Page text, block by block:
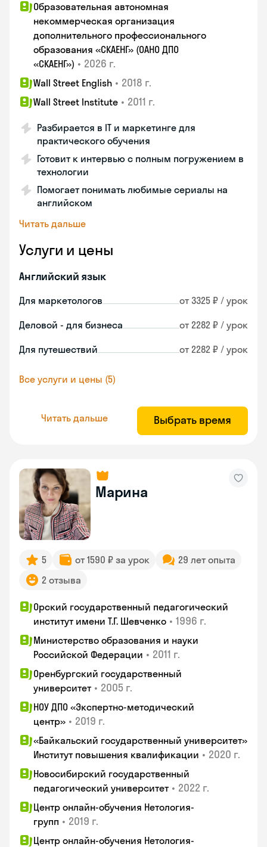
Образовательная автономная
некоммерческая организация
дополнительного профессионального
образования «СКАЕНГ» (ОАНО ДПО
«СКАЕНГ») • 2026 г.
Wall Street English • 2018 г.
Wall Street Institute • 2011 г.
Разбирается в IT и маркетинге для
практического обучения
Готовит к интервью с полным погружением в
технологии
Помогает понимать любимые сериалы на
английском
Читать дальше
Услуги и цены
Английский язык
Для маркетологов от 3325 ₽ / урок
Деловой - для бизнеса от 2282 ₽ / урок
Для путешествий от 2282 ₽ / урок
Все услуги и цены (5)
Читать дальше Выбрать время
Марина
5 от 1590 ₽ за урок
29 лет опыта
2 отзыва
Орский государственный педагогический
институт имени Т.Г. Шевченко • 1996 г.
Министерство образования и науки
Российской Федерации • 2011 г.
Оренбургский государственный
университет • 2005 г.
НОУ ДПО «Экспертно-методический
центр» • 2019 г.
«Байкальский государственный университет»
Институт повышения квалификации • 2020 г.
Новосибирский государственный
педагогический университет • 2022 г.
Центр онлайн-обучения Нетология-
групп • 2019 г.
Центр онлайн-обучения Нетология-